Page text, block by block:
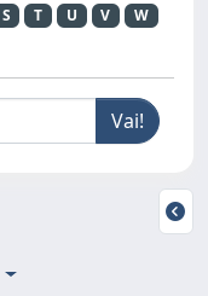
S T U V
W